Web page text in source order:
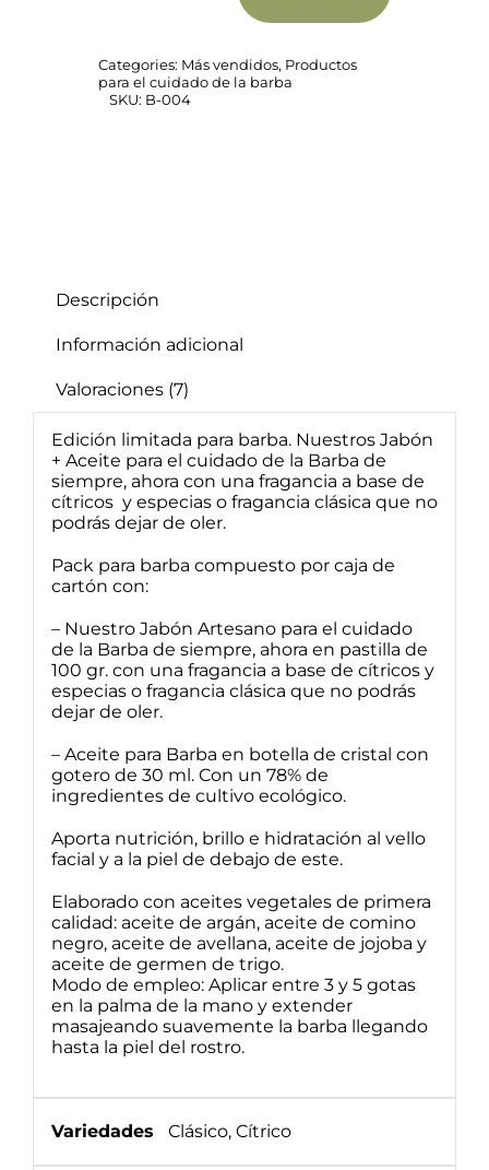
Jabón
cantidad
Categories: Más vendidos, Productos
para el cuidado de la barba
SKU: B-004
Descripción
Información adicional
Valoraciones (7)
Edición limitada para barba. Nuestros Jabón
+ Aceite para el cuidado de la Barba de
siempre, ahora con una fragancia a base de
cítricos y especias o fragancia clásica que no
podrás dejar de oler.
Pack para barba compuesto por caja de
cartón con:
– Nuestro Jabón Artesano para el cuidado
de la Barba de siempre, ahora en pastilla de
100 gr. con una fragancia a base de cítricos y
especias o fragancia clásica que no podrás
dejar de oler.
– Aceite para Barba en botella de cristal con
gotero de 30 ml. Con un 78% de
ingredientes de cultivo ecológico.
Aporta nutrición, brillo e hidratación al vello
facial y a la piel de debajo de este.
Elaborado con aceites vegetales de primera
calidad: aceite de argán, aceite de comino
negro, aceite de avellana, aceite de jojoba y
aceite de germen de trigo.
Modo de empleo: Aplicar entre 3 y 5 gotas
en la palma de la mano y extender
masajeando suavemente la barba llegando
hasta la piel del rostro.
Variedades Clásico, Cítrico